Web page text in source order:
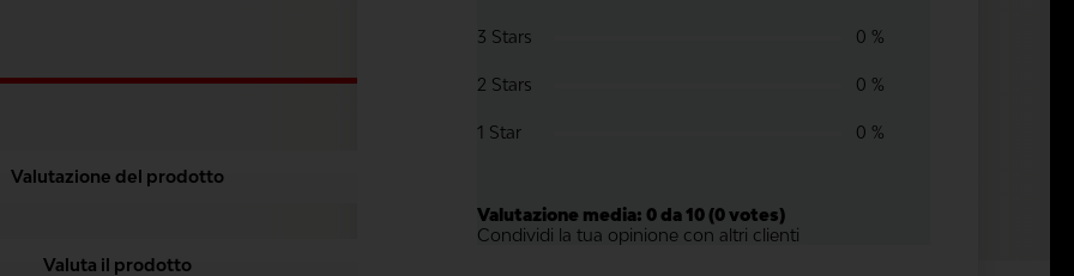
Valutazione del prodotto
Valuta il prodotto
3 Stars 0 %
2 Stars 0 %
1 Star 0 %
Valutazione media: 0 da 10 (0 votes)
Condividi la tua opinione con altri clienti